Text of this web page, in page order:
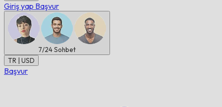
Giriş yap Başvur
7/24Sohbet
TR | USD
Başvur